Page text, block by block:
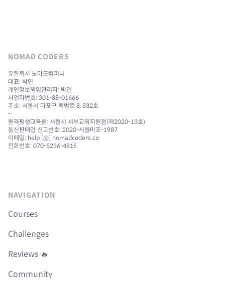
NOMAD CODERS
유한회사 노마드컴퍼니
대표: 박인
개인정보책임관리자: 박인
사업자번호: 301-88-01666
주소: 서울시 마포구 백범로 8, 532호
-
원격평생교육원: 서울시 서부교육지원청(제2020-13호)
통신판매업 신고번호: 2020-서울마포-1987
이메일: help [@] nomadcoders.co
전화번호: 070-5236-4815
NAVIGATION
Courses
Challenges
Reviews 🔥
Community